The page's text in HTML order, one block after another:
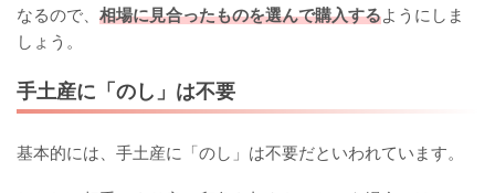
なるので、 相場に見合ったものを選んで購入するようにしま
しょう。
手土産に「のし」は不要
基本的には、手土産に「のし」は不要だといわれています。